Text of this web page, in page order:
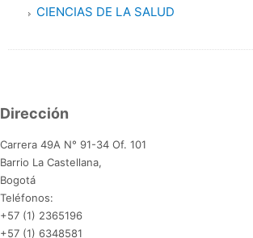
CIENCIAS DE LA SALUD
Dirección
Carrera 49A N° 91-34 Of. 101
Barrio La Castellana,
Bogotá
Teléfonos:
+57 (1) 2365196
+57 (1) 6348581